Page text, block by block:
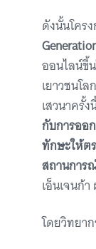
ดังนั้นโคร
ออนไลน์ขึ้
เยาวชนโ
เสวนาครั้
กับการออ
ทักษะให้ต
สถานการ
เอ็นเจนก้
โดยวิทยา